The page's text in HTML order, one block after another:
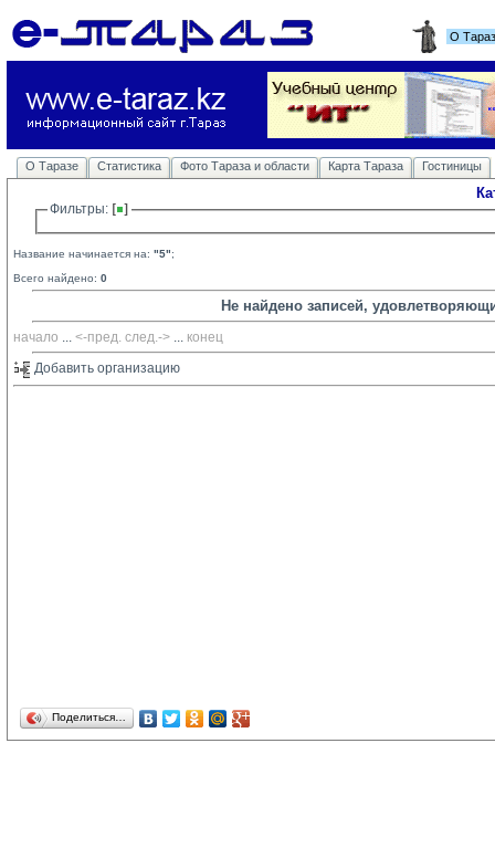
О
О Таразе Статистика Фото Тараза и области Карта Тараза Гостиницы
Фильтры:
Название начинается на: "5";
Всего найдено: 0
Не найдено записей,
начало ... <-пред. след.-> ... конец
Добавить организацию
Поделиться…